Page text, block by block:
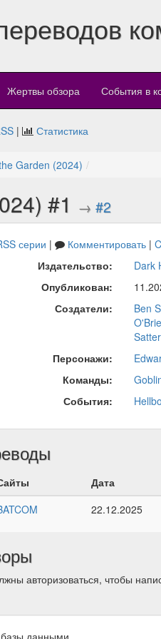
Жертвы обзора События в
| Статистика
Garden (2024)
#1 → #2
серии | Комментировать|
Издательство:
Dark
Опубликован:
Создатели:
Ben
Персонажи:
Команды:
События:
Дата
22.12.2025
авторизоваться, чтобы